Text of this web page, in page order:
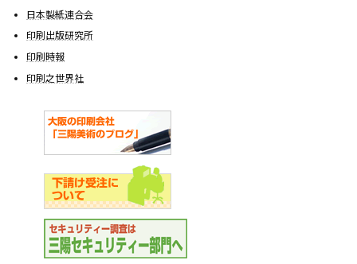
日本製紙連合会
印刷出版研究所
印刷時報
印刷之世界社